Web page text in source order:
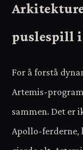
puslespill i
For å forstå
Artemis-
sammen. Det er
Apollo-ferderne,